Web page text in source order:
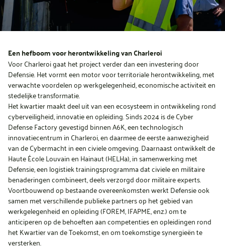
Een hefboom voor herontwikkeling van Charleroi
Voor Charleroi gaat het project verder dan een investering door
Defensie. Het vormt een motor voor territoriale herontwikkeling, met
verwachte voordelen op werkgelegenheid, economische activiteit en
stedelijke transformatie.
Het kwartier maakt deel uit van een ecosysteem in ontwikkeling rond
cyberveiligheid, innovatie en opleiding. Sinds 2024 is de Cyber
Defense Factory gevestigd binnen A6K, een technologisch
innovatiecentrum in Charleroi, en daarmee de eerste aanwezigheid
van de Cybermacht in een civiele omgeving. Daarnaast ontwikkelt de
Haute École Louvain en Hainaut (HELHa), in samenwerking met
Defensie, een logistiek trainingsprogramma dat civiele en militaire
benaderingen combineert, deels verzorgd door militaire experts.
Voortbouwend op bestaande overeenkomsten werkt Defensie ook
samen met verschillende publieke partners op het gebied van
werkgelegenheid en opleiding (FOREM, IFAPME, enz.) om te
anticiperen op de behoeften aan competenties en opleidingen rond
het Kwartier van de Toekomst, en om toekomstige synergieën te
versterken.